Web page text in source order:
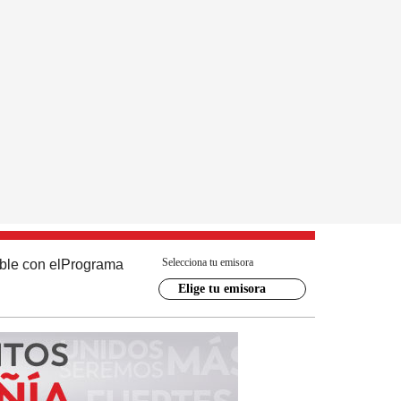
con el Programa Selecciona tu emisora
Elige tu emisora